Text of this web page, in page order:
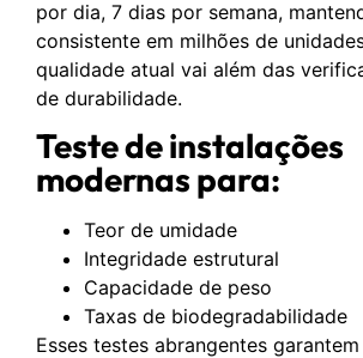
por dia, 7 dias por semana,
consistente em milhões de
qualidade atual vai além das
de durabilidade.
Teste de instalações
modernas para:
Teor de umidade
Integridade estrutural
Capacidade de peso
Taxas de biodegradabilidade
Esses testes abrangentes